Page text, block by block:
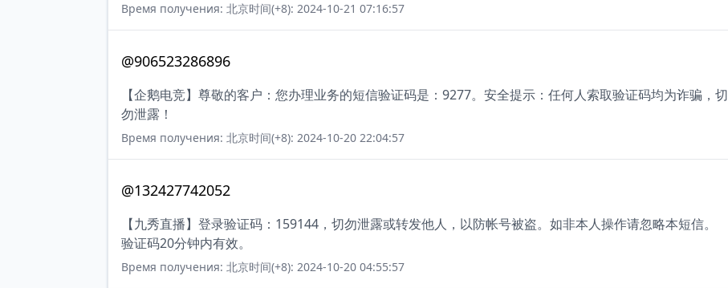
Время получения: 北京时间(+8): 2024-10-21 07:16:57
@906523286896
【企鹅电竞】尊敬的客户：您办理业务的短信验证码是：9277。安全提示：任何人索取验证码均为诈骗，切
勿泄露！
Время получения: 北京时间(+8): 2024-10-20 22:04:57
@132427742052
【九秀直播】登录验证码：159144，切勿泄露或转发他人，以防帐号被盗。如非本人操作请忽略本短信。
验证码20分钟内有效。
Время получения: 北京时间(+8): 2024-10-20 04:55:57